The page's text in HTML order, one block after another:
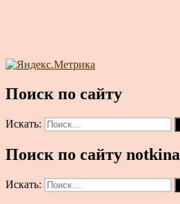
Поиск по сайту
Искать:
Поиск по сайту
Искать: